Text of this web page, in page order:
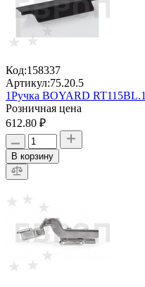
Код:158337
Артикул:75.20.5
1Ручка BOYARD
Розничная цена
612.80 ₽
В корзину